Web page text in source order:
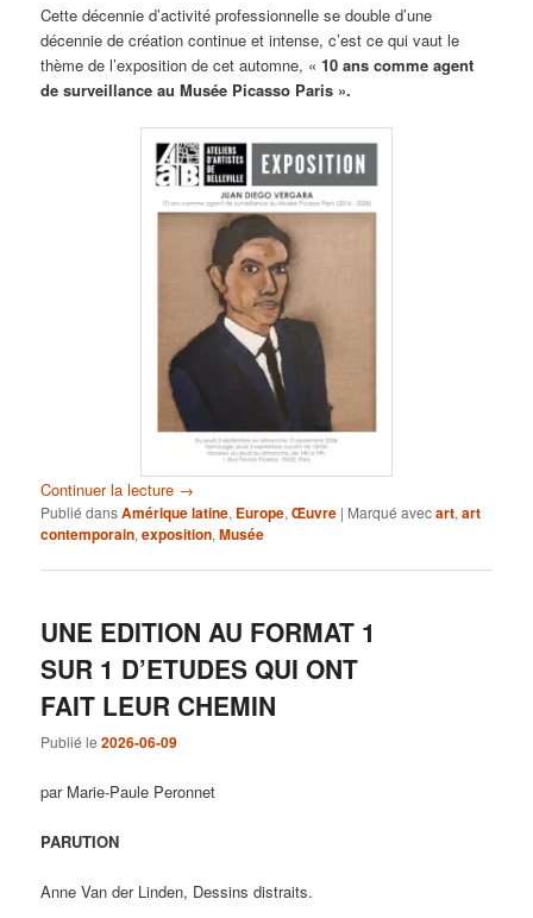
Cette décennie d’activité professionnelle se double d’une
décennie de création continue et intense, c’est ce qui vaut le
thème de l’exposition de cet automne, «10 ans comme agent
de surveillance au Musée Picasso Paris ».
Continuer la lecture →
Publié dansAmérique latine, Europe,Œuvre | Marqué avecart,art
contemporain,exposition,Musée
UNE EDITION AU FORMAT 1
SUR 1 D’ETUDES QUI ONT
FAIT LEUR CHEMIN
Publié le2026-06-09
par Marie-Paule Peronnet
PARUTION
Anne Van der Linden, Dessins distraits.